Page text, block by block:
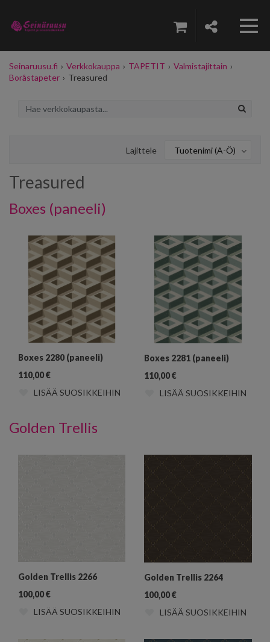
Seinaruusu.fi › Verkkokauppa › TAPETIT › Valmistajittain ›
Boråstapeter › Treasured
Lajittele Tuotenimi (A-Ö)
Treasured
Boxes (paneeli)
Boxes 2280 (paneeli)
110,00€
LISÄÄ SUOSIKKEIHIN
Boxes 2281 (paneeli)
110,00€
LISÄÄ SUOSIKKEIHIN
Golden Trellis
Golden Trellis 2266
100,00€
LISÄÄ SUOSIKKEIHIN
Golden Trellis 2264
100,00€
LISÄÄ SUOSIKKEIHIN